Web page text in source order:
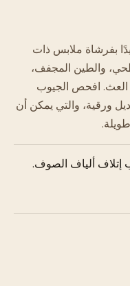
بفرشاة ملابس ذات
والطين المجفف،
العث. افحص الجيوب
ورقية، والتي يمكن أن
إتلاف ألياف الصوف.